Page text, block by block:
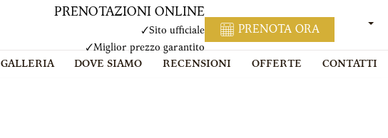
PRENOTAZIONI ONLINE
✓Sito ufficiale
✓Miglior prezzo garantito
PRENOTA ORA
GALLERIA DOVE SIAMO RECENSIONI OFFERTE CONTATTI